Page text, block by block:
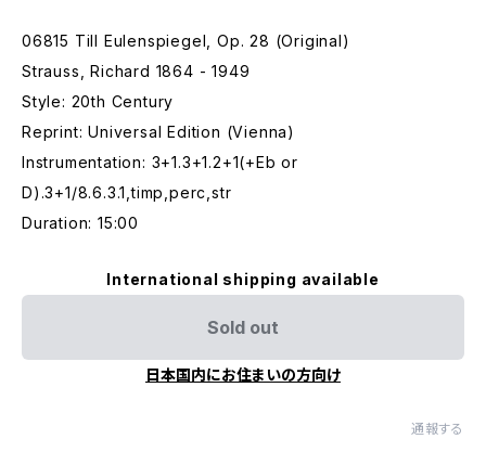
06815 Till Eulenspiegel, Op. 28 (Original)
Strauss, Richard 1864 - 1949
Style: 20th Century
Reprint: Universal Edition (Vienna)
Instrumentation: 3+1.3+1.2+1(+Eb or
D).3+1/8.6.3.1,timp,perc,str
Duration: 15:00
International shipping available
Sold out
日本国内にお住まいの方向け
通報する